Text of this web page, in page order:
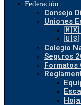
Federación
Consejo
Uniones
🇲🇽
🇺🇸
Colegio
Seguros
Formatos